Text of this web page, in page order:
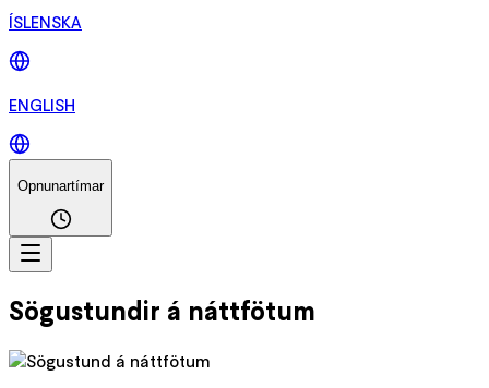
ÍSLENSKA
ENGLISH
Opnunartímar
Sögustundir á náttfötum